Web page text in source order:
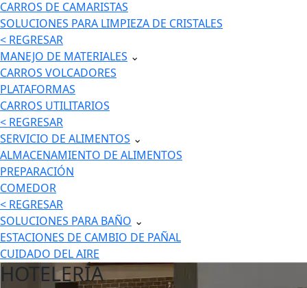
CARROS DE CAMARISTAS
SOLUCIONES PARA LIMPIEZA DE CRISTALES
< REGRESAR
MANEJO DE MATERIALES ⌄
CARROS VOLCADORES
PLATAFORMAS
CARROS UTILITARIOS
< REGRESAR
SERVICIO DE ALIMENTOS ⌄
ALMACENAMIENTO DE ALIMENTOS
PREPARACIÓN
COMEDOR
< REGRESAR
SOLUCIONES PARA BAÑO ⌄
ESTACIONES DE CAMBIO DE PAÑAL
CUIDADO DEL AIRE
HOTELERÍA